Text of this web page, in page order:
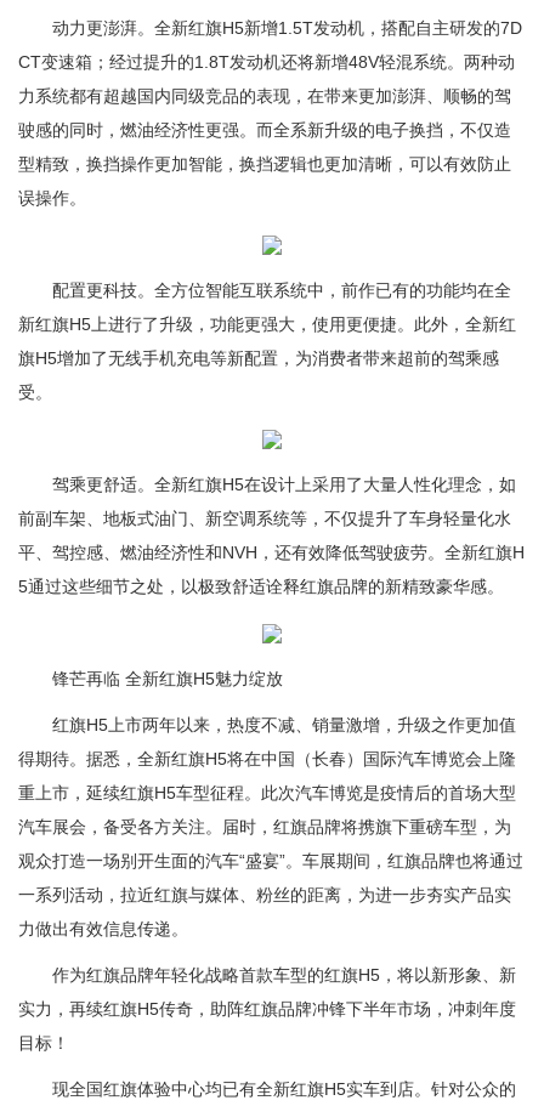
动力更澎湃。全新红旗H5新增1.5T发动机，搭配自主研发的7D
CT变速箱；经过提升的1.8T发动机还将新增48V轻混系统。两种动
力系统都有超越国内同级竞品的表现，在带来更加澎湃、顺畅的驾
驶感的同时，燃油经济性更强。而全系新升级的电子换挡，不仅造
型精致，换挡操作更加智能，换挡逻辑也更加清晰，可以有效防止
误操作。
配置更科技。全方位智能互联系统中，前作已有的功能均在全
新红旗H5上进行了升级，功能更强大，使用更便捷。此外，全新红
旗H5增加了无线手机充电等新配置，为消费者带来超前的驾乘感
受。
驾乘更舒适。全新红旗H5在设计上采用了大量人性化理念，如
前副车架、地板式油门、新空调系统等，不仅提升了车身轻量化水
平、驾控感、燃油经济性和NVH，还有效降低驾驶疲劳。全新红旗H
5通过这些细节之处，以极致舒适诠释红旗品牌的新精致豪华感。
锋芒再临 全新红旗H5魅力绽放
红旗H5上市两年以来，热度不减、销量激增，升级之作更加值
得期待。据悉，全新红旗H5将在中国（长春）国际汽车博览会上隆
重上市，延续红旗H5车型征程。此次汽车博览是疫情后的首场大型
汽车展会，备受各方关注。届时，红旗品牌将携旗下重磅车型，为
观众打造一场别开生面的汽车“盛宴”。车展期间，红旗品牌也将通过
一系列活动，拉近红旗与媒体、粉丝的距离，为进一步夯实产品实
力做出有效信息传递。
作为红旗品牌年轻化战略首款车型的红旗H5，将以新形象、新
实力，再续红旗H5传奇，助阵红旗品牌冲锋下半年市场，冲刺年度
目标！
现全国红旗体验中心均已有全新红旗H5实车到店。针对公众的